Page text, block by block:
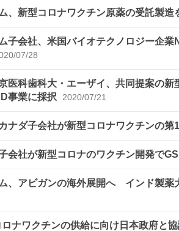
、新型コロナワクチン原薬の受託製
子会社、米国バイオテクノロジー企
07/28
医科歯科大・エーザイ、共同提案の
事業に採択
2020/07/21
ナダ子会社が新型コロナワクチンの
会社が新型コロナのワクチン開発で
、アビガンの海外展開へ インド製薬
ナワクチンの供給に向け日本政府と